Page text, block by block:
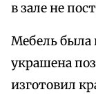
в зале не
Мебель
украшена
изготовил